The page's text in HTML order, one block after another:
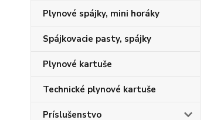
Plynové spájky, mini horáky
Spájkovacie pasty, spájky
Plynové kartuše
Technické plynové kartuše
Príslušenstvo